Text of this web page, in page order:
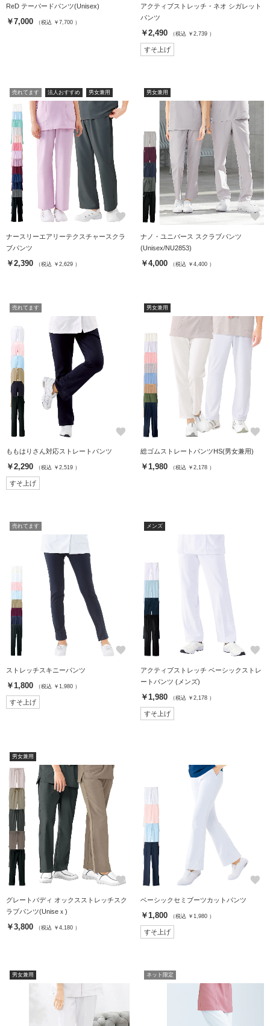
ReD テーパードパンツ(Unisex)
￥7,000 （税込 ￥7,700 ）
アクティブストレッチ・ネオ シガレット
パンツ
￥2,490 （税込 ￥2,739 ）
すそ上げ
売れてます 法人おすすめ 男女兼用
favorite
ナースリーエアリーテクスチャースクラ
ブパンツ
￥2,390 （税込 ￥2,629 ）
男女兼用
favorite
ナノ・ユニバース スクラブパンツ
(Unisex/NU2853)
￥4,000 （税込 ￥4,400 ）
売れてます
favorite
ももはりさん対応ストレートパンツ
￥2,290 （税込 ￥2,519 ）
すそ上げ
男女兼用
favorite
総ゴムストレートパンツHS(男女兼用)
￥1,980 （税込 ￥2,178 ）
売れてます
favorite
ストレッチスキニーパンツ
￥1,800 （税込 ￥1,980 ）
すそ上げ
メンズ
favorite
アクティブストレッチ ベーシックストレ
ートパンツ (メンズ)
￥1,980 （税込 ￥2,178 ）
すそ上げ
男女兼用
favorite
グレートバディ オックスストレッチスク
ラブパンツ(Uniseｘ)
￥3,800 （税込 ￥4,180 ）
favorite
ベーシックセミブーツカットパンツ
￥1,800 （税込 ￥1,980 ）
すそ上げ
男女兼用 ネット限定